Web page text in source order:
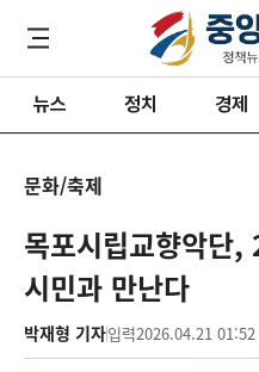
뉴스 정치 경제
문화/축제
목포시립교향악단
시민과 만난다
박재형 기자입력2026.04.21 01:52